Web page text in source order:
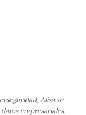
Alisa se
empresariales.